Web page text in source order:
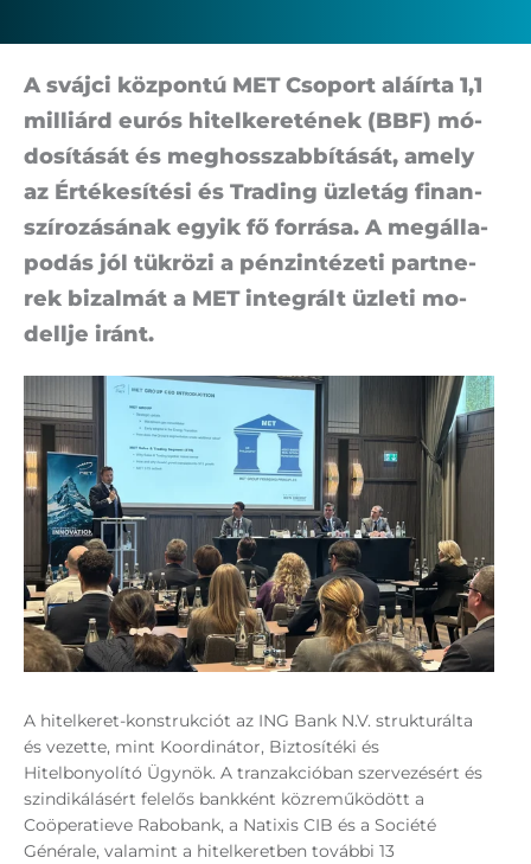
A sváj­ci köz­pon­tú MET Cso­port alá­ír­ta 1,1
mil­li­árd eu­rós hi­tel­ke­re­té­nek (BBF) mó­
do­sí­tá­sát és meghosszabbítását, amely
az Ér­té­ke­sí­té­si és Trad­ing üz­let­ág fi­nan­
szí­ro­zá­sá­nak egyik fő for­rá­sa. A meg­ál­la­
po­dás jól tük­rö­zi a pénz­in­té­ze­ti part­ne­
rek bi­zal­mát a MET in­teg­rált üz­le­ti mo­
dell­je iránt.
A hitelkeret-konstrukciót az ING Bank N.V. strukturálta
és vezette, mint Koordinátor, Biztosítéki és
Hitelbonyolító Ügynök. A tranzakcióban szervezésért és
szindikálásért felelős bankként közreműködött a
Coöperatieve Rabobank, a Natixis CIB és a Société
Générale, valamint a hitelkeretben további 13